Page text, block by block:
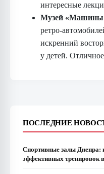
интересные
Музей «Машины
ретро-
искренний
у детей.
ПОСЛЕДНИЕ
Спортивные залы Днепра:
эффективных тренировок